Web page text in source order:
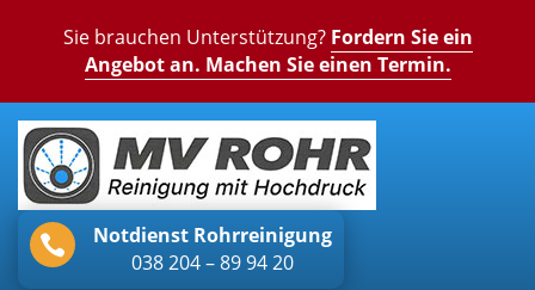
Sie brauchen Unterstützung? Fordern Sie ein
Angebot an. Machen Sie einen Termin.

Notdienst Rohrreinigung
038 204 – 89 94 20